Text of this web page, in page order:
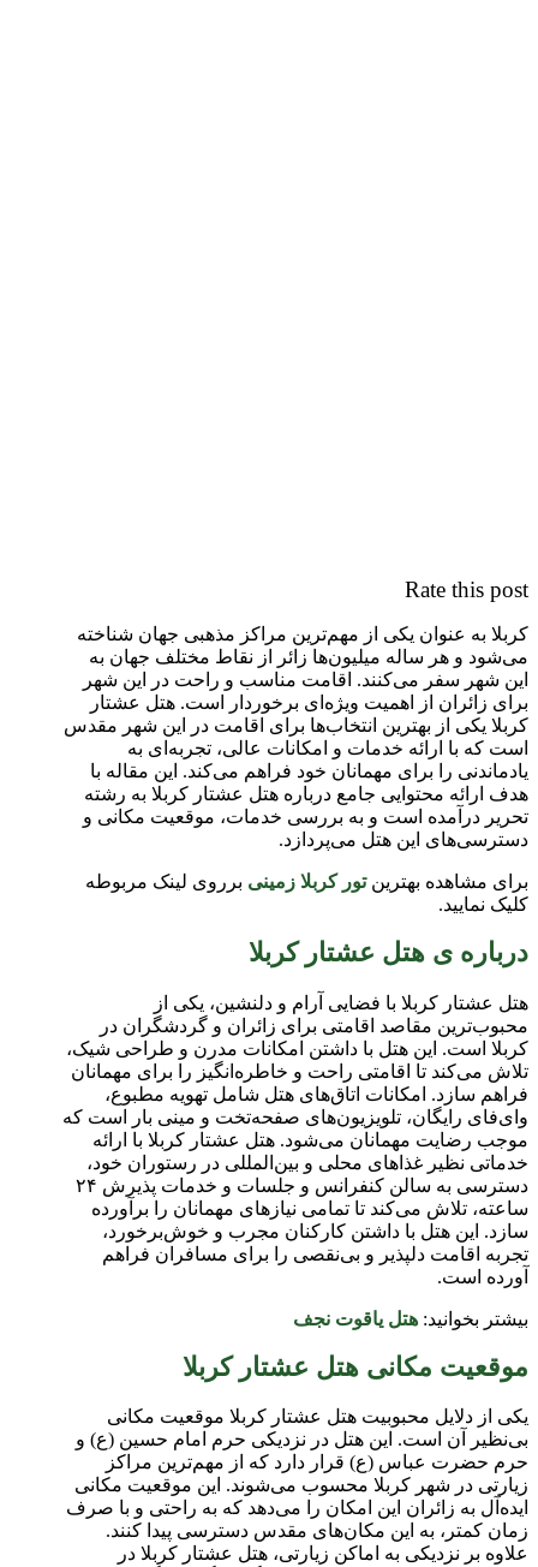
Rate this post
کربلا به عنوان یکی از مهم‌ترین مراکز مذهبی جهان شناخته
می‌شود و هر ساله میلیون‌ها زائر از نقاط مختلف جهان به
این شهر سفر می‌کنند. اقامت مناسب و راحت در این شهر
برای زائران از اهمیت ویژه‌ای برخوردار است. هتل عشتار
کربلا یکی از بهترین انتخاب‌ها برای اقامت در این شهر مقدس
است که با ارائه خدمات و امکانات عالی، تجربه‌ای به
یادماندنی را برای مهمانان خود فراهم می‌کند. این مقاله با
هدف ارائه محتوایی جامع درباره هتل عشتار کربلا به رشته
تحریر درآمده است و به بررسی خدمات، موقعیت مکانی و
دسترسی‌های این هتل می‌پردازد.
برای مشاهده بهترینتور کربلا زمینی برروی لینک مربوطه
کلیک نمایید.
درباره ی هتل عشتار کربلا
هتل عشتار کربلا با فضایی آرام و دلنشین، یکی از
محبوب‌ترین مقاصد اقامتی برای زائران و گردشگران در
کربلا است. این هتل با داشتن امکانات مدرن و طراحی شیک،
تلاش می‌کند تا اقامتی راحت و خاطره‌انگیز را برای مهمانان
فراهم سازد. امکانات اتاق‌های هتل شامل تهویه مطبوع،
وای‌فای رایگان، تلویزیون‌های صفحه‌تخت و مینی بار است که
موجب رضایت مهمانان می‌شود. هتل عشتار کربلا با ارائه
خدماتی نظیر غذاهای محلی و بین‌المللی در رستوران خود،
دسترسی به سالن کنفرانس و جلسات و خدمات پذیرش ۲۴
ساعته، تلاش می‌کند تا تمامی نیازهای مهمانان را برآورده
سازد. این هتل با داشتن کارکنان مجرب و خوش‌برخورد،
تجربه اقامت دلپذیر و بی‌نقصی را برای مسافران فراهم
آورده است.
بیشتر بخوانید: هتل یاقوت نجف
موقعیت مکانی هتل عشتار کربلا
یکی از دلایل محبوبیت هتل عشتار کربلا موقعیت مکانی
بی‌نظیر آن است. این هتل در نزدیکی حرم امام حسین (ع) و
حرم حضرت عباس (ع) قرار دارد که از مهم‌ترین مراکز
زیارتی در شهر کربلا محسوب می‌شوند. این موقعیت مکانی
ایده‌آل به زائران این امکان را می‌دهد که به راحتی و با صرف
زمان کمتر، به این مکان‌های مقدس دسترسی پیدا کنند.
علاوه بر نزدیکی به اماکن زیارتی، هتل عشتار کربلا در